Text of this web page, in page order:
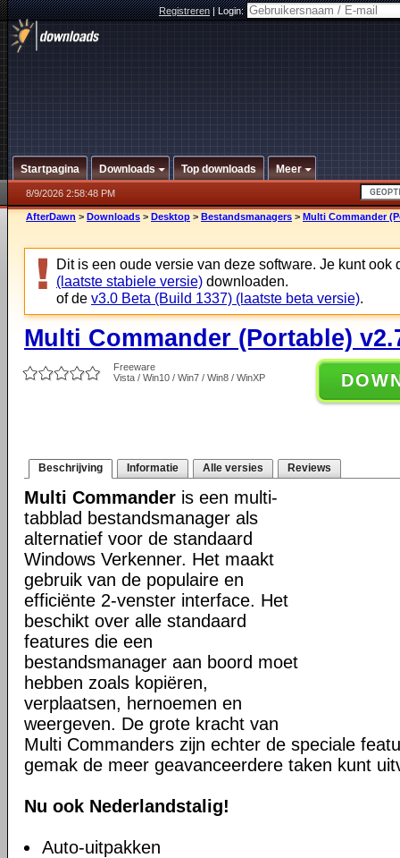
Registreren|Login:
Startpagina Downloads Top downloads Meer
8/9/2026 2:58:48 PM
AfterDawn > Downloads > Desktop > Bestandsmanagers > Multi Commander
Dit is een oude versie van deze software. Je kunt ook
(laatste stabiele versie) downloaden.
of de v3.0 Beta (Build 1337) (laatste beta versie).
Multi Commander (Portable)
Freeware
Vista / Win10 / Win7 / Win8 / WinXP
Beschrijving Informatie Alle versies Reviews
Multi Commander is een multi-
tabblad bestandsmanager als
alternatief voor de standaard
Windows Verkenner. Het maakt
gebruik van de populaire en
efficiënte 2-venster interface. Het
beschikt over alle standaard
features die een
bestandsmanager aan boord moet
hebben zoals kopiëren,
verplaatsen, hernoemen en
weergeven. De grote kracht van
Multi Commanders zijn echter de speciale
gemak de meer geavanceerdere taken kunt
Nu ook Nederlandstalig!
Auto-uitpakken